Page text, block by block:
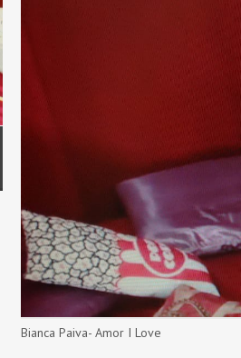
Bianca Paiva- Amor I Love